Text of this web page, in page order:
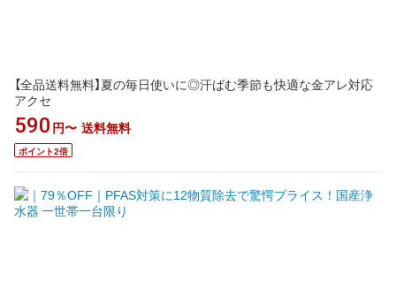
【全品送料無料】夏の毎日使いに◎汗ばむ季節も快適な金アレ対応
アクセ
590 円〜 送料無料
ポイント2倍